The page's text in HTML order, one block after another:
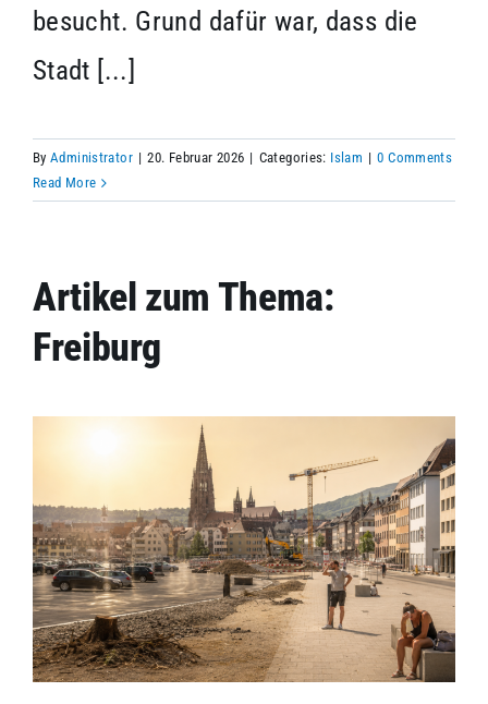
besucht. Grund dafür war, dass die
Stadt [...]
ByAdministrator | 20. Februar 2026 | Categories: Islam | 0 Comments
Read More
Artikel zum Thema:
Freiburg